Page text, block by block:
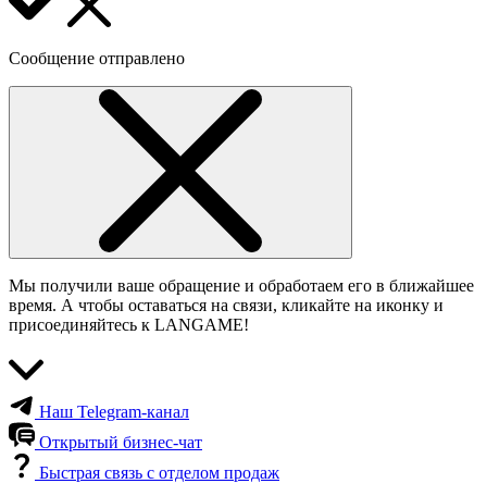
Сообщение отправлено
Мы получили ваше обращение и обработаем его в ближайшее
время. А чтобы оставаться на связи, кликайте на иконку и
присоединяйтесь к LANGAME!
Наш Telegram-канал
Открытый бизнес-чат
Быстрая связь с отделом продаж